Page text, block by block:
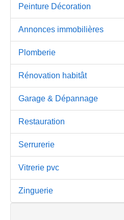
Peinture Décoration
Annonces immobilières
Plomberie
Rénovation habitât
Garage & Dépannage
Restauration
Serrurerie
Vitrerie pvc
Zinguerie